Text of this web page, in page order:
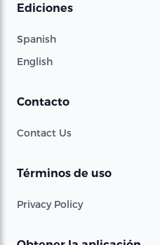
Ediciones
Spanish
English
Contacto
Contact Us
Términos de uso
Privacy Policy